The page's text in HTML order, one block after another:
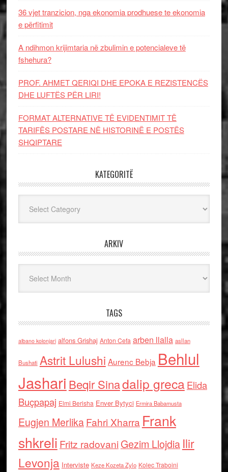
36 vjet tranzicion, nga ekonomia prodhuese te ekonomia
e përfitimit
A ndihmon krijimtaria në zbulimin e potencialeve të
fshehura?
PROF. AHMET QERIQI DHE EPOKA E REZISTENCЁS
DHE LUFTЁS PЁR LIRI!
FORMAT ALTERNATIVE TË EVIDENTIMIT TË
TARIFËS POSTARE NË HISTORINË E POSTËS
SHQIPTARE
KATEGORITË
ARKIV
TAGS
albano kolonjari alfons Grishaj Anton Cefa arben llalla asllan
Bushati Astrit Lulushi Aurenc Bebja Behlul
Jashari Beqir Sinadalip grecaElida
Buçpapaj Elmi Berisha Enver Bytyci Ermira Babamusta
Eugjen MerlikaFahri Xharra Frank
shkreli Fritz radovaniGezim Llojdia Ilir
Levonja Interviste Keze Kozeta Zylo Kolec Traboini